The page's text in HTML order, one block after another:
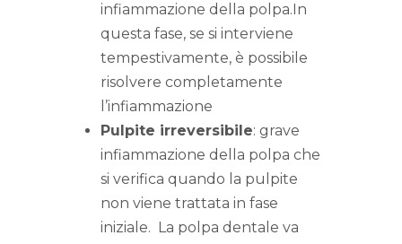
infiammazione della polpa.In
questa fase, se si interviene
tempestivamente, è possibile
risolvere completamente
l’infiammazione
Pulpite irreversibile: grave
infiammazione della polpa che
si verifica quando la pulpite
non viene trattata in fase
iniziale. La polpa dentale va